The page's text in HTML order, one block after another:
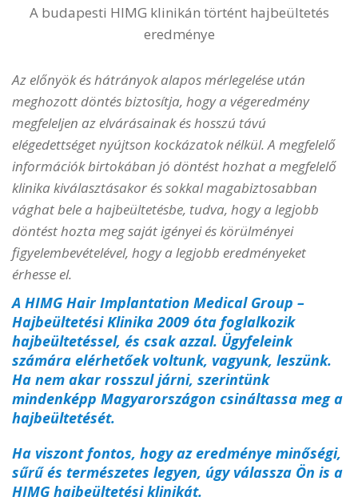
A budapesti HIMG klinikán történt hajbeültetés
eredménye
Az előnyök és hátrányok alapos mérlegelése után
meghozott döntés biztosítja, hogy a végeredmény
megfeleljen az elvárásainak és hosszú távú
elégedettséget nyújtson kockázatok nélkül. A megfelelő
információk birtokában jó döntést hozhat a megfelelő
klinika kiválasztásakor és sokkal magabiztosabban
vághat bele a hajbeültetésbe, tudva, hogy a legjobb
döntést hozta meg saját igényei és körülményei
figyelembevételével, hogy a legjobb eredményeket
érhesse el.
A HIMG Hair Implantation Medical Group –
Hajbeültetési Klinika 2009 óta foglalkozik
hajbeültetéssel, és csak azzal. Ügyfeleink
számára elérhetőek voltunk, vagyunk, leszünk.
Ha nem akar rosszul járni, szerintünk
mindenképp Magyarországon csináltassa meg a
hajbeültetését.
Ha viszont fontos, hogy az eredménye minőségi,
sűrű és természetes legyen, úgy válassza Ön is a
HIMG hajbeültetési klinikát.